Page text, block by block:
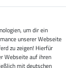
um dir ein
unserer Webseite
zu zeigen! Hierfür
Webseite auf ihren
mit deutschen